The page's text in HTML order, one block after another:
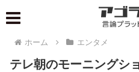
ホーム エンタメ
テレ朝のモーニングシ